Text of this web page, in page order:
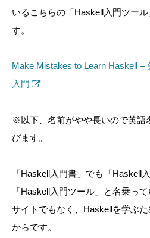
いるこちらの「Haskell入門ツー
す。
Make Mistakes to Learn Haskell –
入門
※以下、名前がやや長いので英語
びます。
「Haskell入門書」でも「Haskell
「Haskell入門ツール」と名乗っ
サイトでもなく、Haskellを学ぶ
からです。